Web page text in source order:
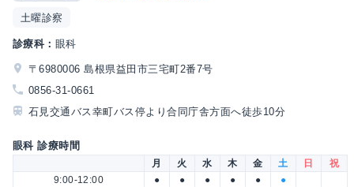
土曜診察
診療科： 眼科
〒6980006 島根県益田市三宅町2番7号
0856-31-0661
石見交通バス幸町バス停より合同庁舎方面へ徒歩10分
眼科 診療時間
月 火 水 木 金 土 日
祝
9:00-12:00
● ● ● ● ●
●